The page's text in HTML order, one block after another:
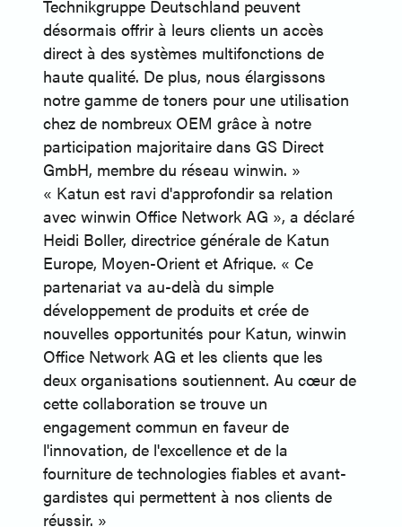
Technikgruppe Deutschland peuvent
désormais offrir à leurs clients un accès
direct à des systèmes multifonctions de
haute qualité. De plus, nous élargissons
notre gamme de toners pour une utilisation
chez de nombreux OEM grâce à notre
participation majoritaire dans GS Direct
GmbH, membre du réseau winwin. »
« Katun est ravi d'approfondir sa relation
avec winwin Office Network AG », a déclaré
Heidi Boller, directrice générale de Katun
Europe, Moyen-Orient et Afrique. « Ce
partenariat va au-delà du simple
développement de produits et crée de
nouvelles opportunités pour Katun, winwin
Office Network AG et les clients que les
deux organisations soutiennent. Au cœur de
cette collaboration se trouve un
engagement commun en faveur de
l'innovation, de l'excellence et de la
fourniture de technologies fiables et avant-
gardistes qui permettent à nos clients de
réussir. »